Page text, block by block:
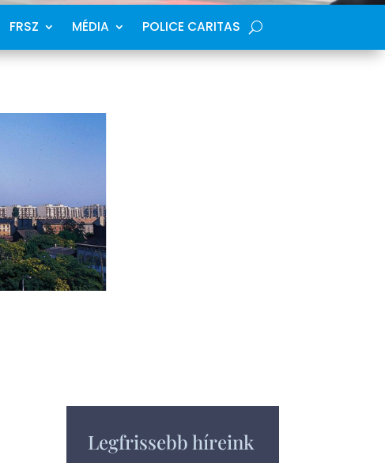
FRSZ MÉDIA POLICE CARITAS
Legfrissebb híreink